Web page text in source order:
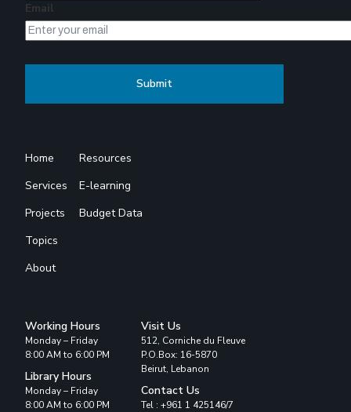
Email
Home
Services
Projects
Topics
About
Resources
E-learning
Budget Data
Working Hours
Monday – Friday
8:00 AM to 6:00 PM
Library Hours
Monday – Friday
8:00 AM to 6:00 PM
Visit Us
512, Corniche du Fleuve
P.O.Box: 16-5870
Beirut, Lebanon
Contact Us
Tel : +961 1 425146/7